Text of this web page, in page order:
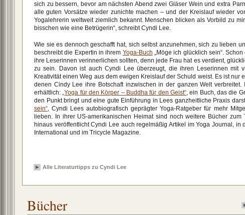
sich zu bessern, bevor am nächsten Abend zwei Gläser Wein und extra
alle guten Vorsätze wieder zunichte machen – und der Kreislauf wieder
Yogalehrerin weltweit ziemlich bekannt. Menschen blicken als Vorbild zu
bisschen wie eine Betrügerin“, schreibt Cyndi Lee.
Wie sie es dennoch geschafft hat, sich selbst anzunehmen, sich zu lieben
beschreibt die Expertin in ihrem Yoga-Buch „Möge ich glücklich sein“.
ihre Leserinnen verinnerlichen sollten, denn jede Frau hat es verdient,
zu sein. Davon ist auch Cyndi Lee überzeugt, die ihren Leserinnen mit
Kreativität einen Weg aus dem ewigen Kreislauf der Schuld weist. Es ist nur
denen Cindy Lee ihre Botschaft inzwischen in der ganzen Welt verbreitet.
erhältlich:„Yoga für den Körper – Buddha für den Geist“, ein Buch, das die
den Punkt bringt und eine gute Einführung in Lees ganzheitliche Praxis
sein“, Cyndi Lees autobiografisch geprägter Yoga-Ratgeber für mehr
lieben. In ihrer US-amerikanischen Heimat sind noch weitere Bücher zum
hinaus veröffentlicht Cyndi Lee auch regelmäßig Artikel im Yoga Journal, in
International und im Tricycle Magazine.
Alle Literaturtipps zu Cyndi Lee
Bücher